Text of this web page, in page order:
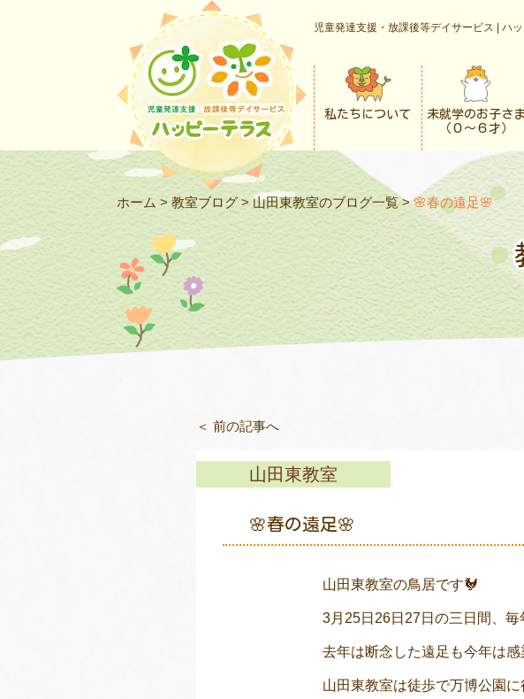
児童発達支援・放課後等デイサービス | ハ
私たちについて
未就学のお子さま
（０〜６才）
ホーム > 教室ブログ > 山田東教室のブログ一覧>🌸春の遠足🌸
＜ 前の記事へ
山田東教室
🌸春の遠足🌸
山田東教室の鳥居です🐓
3月25日26日27日の三日間、毎
去年は断念した遠足も今年は
山田東教室は徒歩で万博公園